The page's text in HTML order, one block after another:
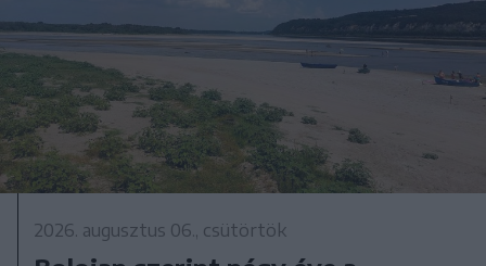
2026. augusztus 06., csütörtök